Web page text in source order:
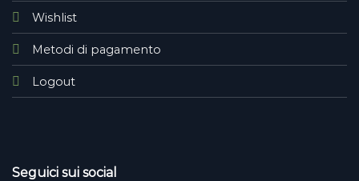
Wishlist
Metodi di pagamento
Logout
Seguici sui social